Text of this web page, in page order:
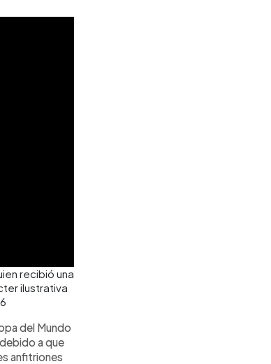
recibió una
ilustrativa
del Mundo
a que
anfitriones